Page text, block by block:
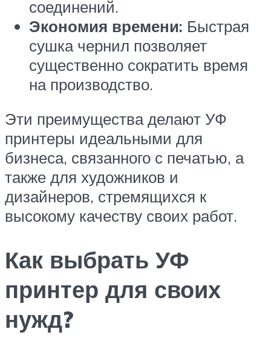
соединений.
Экономия времени: Быстрая
сушка чернил позволяет
существенно сократить время
на производство.
Эти преимущества делают УФ
принтеры идеальными для
бизнеса, связанного с печатью, а
также для художников и
дизайнеров, стремящихся к
высокому качеству своих работ.
Как выбрать УФ
принтер для своих
нужд?